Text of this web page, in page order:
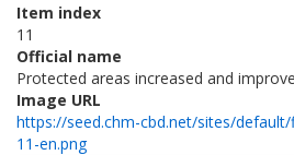
Item index
11
Official name
Protected areas increased and
Image URL
https://seed.chm-cbd.net/sites/
11-en.png